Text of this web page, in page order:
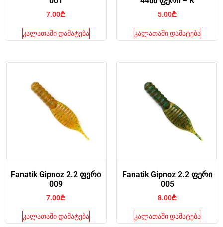
7.00₾
კალათაში დამატება
5.00₾
კალათაში დამატება
Fanatik Gipnoz 2.2 ფერი
009
7.00₾
კალათაში დამატება
Fanatik Gipnoz 2.2 ფერი
005
8.00₾
კალათაში დამატება